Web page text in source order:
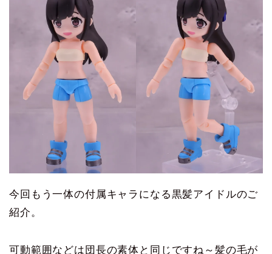
今回もう一体の付属キャラになる黒髪アイドルのご
紹介。
可動範囲などは団長の素体と同じですね～髪の毛が